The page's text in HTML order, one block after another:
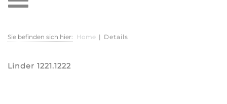
Sie befinden sich hier: Home | Details
Linder 1221.1222